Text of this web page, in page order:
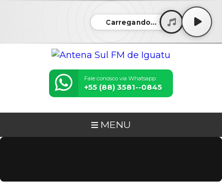
Carregando...
Fale conosco via Whatsapp:
+55 (88) 3581--0845
MENU